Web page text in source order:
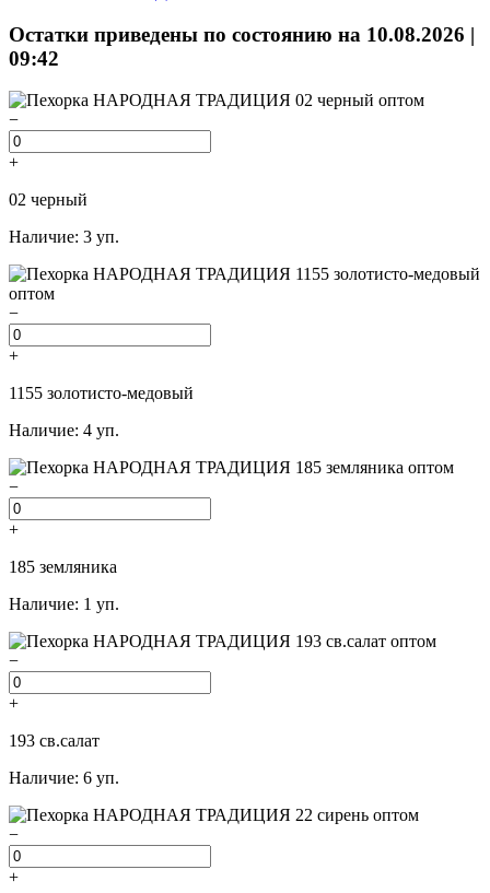
Остатки приведены по состоянию на 10.08.2026 |
09:42
−
+
02 черный
Наличие: 3 уп.
−
+
1155 золотисто-медовый
Наличие: 4 уп.
−
+
185 земляника
Наличие: 1 уп.
−
+
193 св.салат
Наличие: 6 уп.
−
+